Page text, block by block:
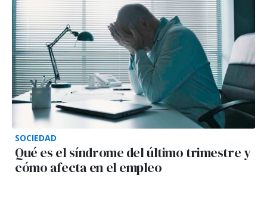
SOCIEDAD
Qué es el síndrome del último trimestre y
cómo afecta en el empleo